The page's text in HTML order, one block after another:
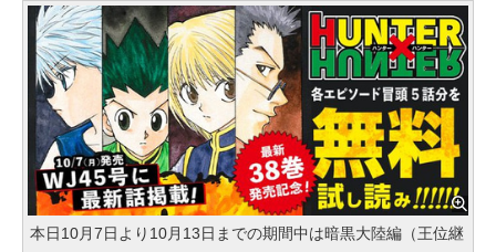
本日10月7日より10月13日までの期間中は暗黒大陸編（王位継